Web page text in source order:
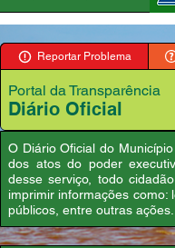
Reportar Problema
Portal da Transparência
Diário Oficial
O Diário Oficial do
dos atos do poder
desse serviço, todo
imprimir informações como:
públicos, entre outras ações.